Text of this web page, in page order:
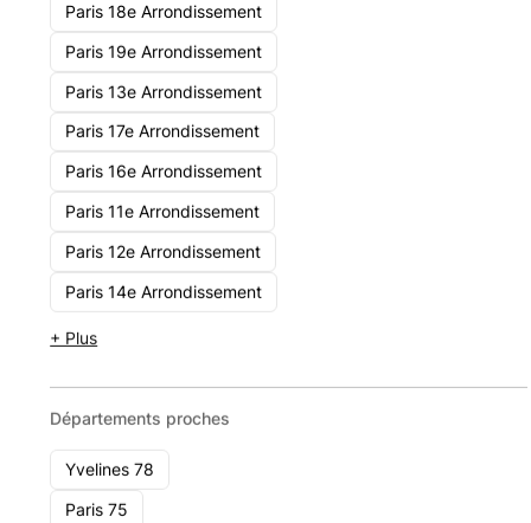
Paris 18e Arrondissement
Paris 19e Arrondissement
Paris 13e Arrondissement
Paris 17e Arrondissement
Paris 16e Arrondissement
Paris 11e Arrondissement
Paris 12e Arrondissement
Paris 14e Arrondissement
+ Plus
Départements proches
Yvelines 78
Paris 75
Capital Managers Associes
17, Avenue De L'opéra 75001 Paris
Voir le cabinet